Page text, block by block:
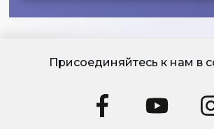
Присоединяйтесь к нам в